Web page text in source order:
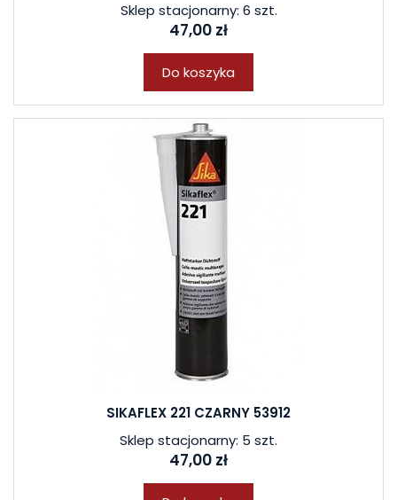
Sklep stacjonarny: 6 szt.
47,00 zł
Do koszyka
SIKAFLEX 221 CZARNY 53912
Sklep stacjonarny: 5 szt.
47,00 zł